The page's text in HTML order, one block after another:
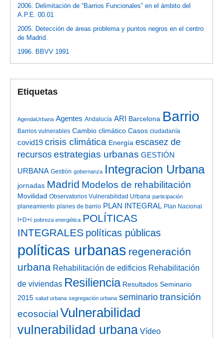
2006. Delimitación de “Barrios Funcionales” en el ámbito del
A.P.E. 00.01
2005. Detección de áreas problema y puntos negros en el centro
de Madrid.
1996. BBVV 1991
Etiquetas
AgendaUrbana Agentes Andalucía ARI Barcelona Barrio
Barrios vulnerables Cambio climático Casos ciudadanía
covid19 crisis climática Energía escasez de
recursos estrategias urbanas GESTIÓN
URBANA Gestión gobernanza Integracion Urbana
jornadas Madrid Modelos de rehabilitación
Movilidad Observatorios Vulnerabilidad Urbana participación
planeamiento planes de barrio PLAN INTEGRAL Plan Nacional
I+D+i pobreza energética POLÍTICAS
INTEGRALES políticas públicas
políticas urbanas regeneración
urbana Rehabilitación de edificios Rehabilitación
de viviendas Resiliencia Resultados Seminario
2015 salud urbana segregación urbana seminario transición
ecosocial Vulnerabilidad
vulnerabilidad urbana Vídeo